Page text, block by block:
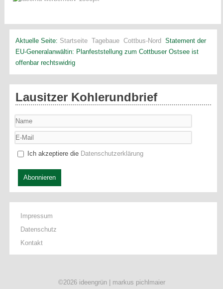
Aktuelle Seite: Startseite Tagebaue Cottbus-Nord
Statement der
EU-Generalanwältin: Planfeststellung zum Cottbuser Ostsee ist
offenbar rechtswidrig
Lausitzer Kohlerundbrief
Ich akzeptiere die Datenschutzerklärung
Abonnieren
Impressum
Datenschutz
Kontakt
©2026 ideengrün | markus pichlmaier